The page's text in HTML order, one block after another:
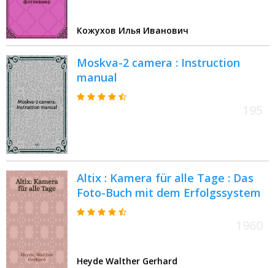
Кожухов Илья Иванович
Moskva-2 camera : Instruction
manual
Altix : Kamera für alle Tage : Das
Foto-Buch mit dem Erfolgssystem
Heyde Walther Gerhard